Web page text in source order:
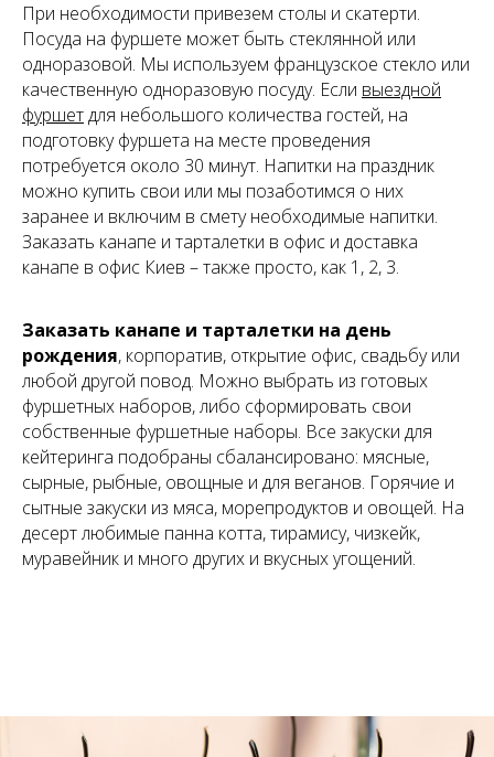
При необходимости привезем столы и скатерти.
Посуда на фуршете может быть стеклянной или
одноразовой. Мы используем французское стекло или
качественную одноразовую посуду. Если выездной
фуршетдля небольшого количества гостей, на
подготовку фуршета на месте проведения
потребуется около 30 минут. Напитки на праздник
можно купить свои или мы позаботимся о них
заранее и включим в смету необходимые напитки.
Заказать канапе и тарталетки в офис и доставка
канапе в офис Киев – также просто, как 1, 2, 3.
Заказать канапе и тарталетки на день
рождения, корпоратив, открытие офис, свадьбу или
любой другой повод. Можно выбрать из готовых
фуршетных наборов, либо сформировать свои
собственные фуршетные наборы. Все закуски для
кейтеринга подобраны сбалансировано: мясные,
сырные, рыбные, овощные и для веганов. Горячие и
сытные закуски из мяса, морепродуктов и овощей. На
десерт любимые панна котта, тирамису, чизкейк,
муравейник и много других и вкусных угощений.